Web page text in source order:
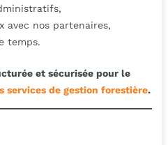
avec nos partenaires,
temps.
et sécurisée pour le
services de gestion forestière.